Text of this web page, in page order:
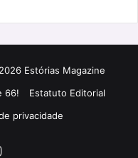
Estórias Magazine
66!
Estatuto Editorial
privacidade
Instagram